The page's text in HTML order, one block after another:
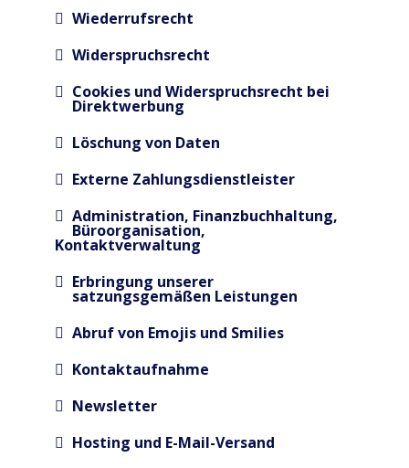
Wiederrufsrecht
Widerspruchsrecht
Cookies und Widerspruchsrecht bei
Direktwerbung
Löschung von Daten
Externe Zahlungsdienstleister
Administration, Finanzbuchhaltung,
Büroorganisation,
Kontaktverwaltung
Erbringung unserer
satzungsgemäßen Leistungen
Abruf von Emojis und Smilies
Kontaktaufnahme
Newsletter
Hosting und E-Mail-Versand